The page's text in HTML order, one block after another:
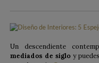
Un descendiente
mediados de siglo y